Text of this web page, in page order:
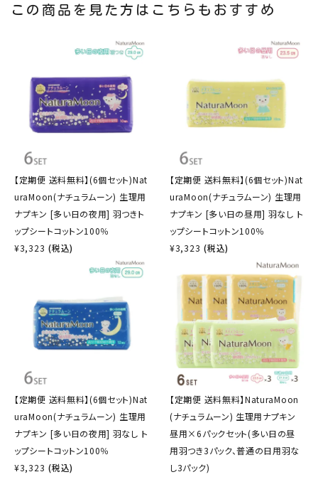
この商品を見た方はこちらもおすすめ
【定期便 送料無料】(6個セット)Nat
uraMoon(ナチュラムーン) 生理用
ナプキン [多い日の夜用] 羽つきト
ップシートコットン100％
¥3,323 (税込)
【定期便 送料無料】(6個セット)Nat
uraMoon(ナチュラムーン) 生理用
ナプキン [多い日の昼用] 羽なし ト
ップシートコットン100％
¥3,323 (税込)
【定期便 送料無料】(6個セット)Nat
uraMoon(ナチュラムーン) 生理用
ナプキン [多い日の夜用] 羽なし ト
ップシートコットン100％
¥3,323 (税込)
【定期便 送料無料】NaturaMoon
(ナチュラムーン) 生理用ナプキン
昼用×6パックセット(多い日の昼
用羽つき3パック、普通の日用羽な
し3パック)